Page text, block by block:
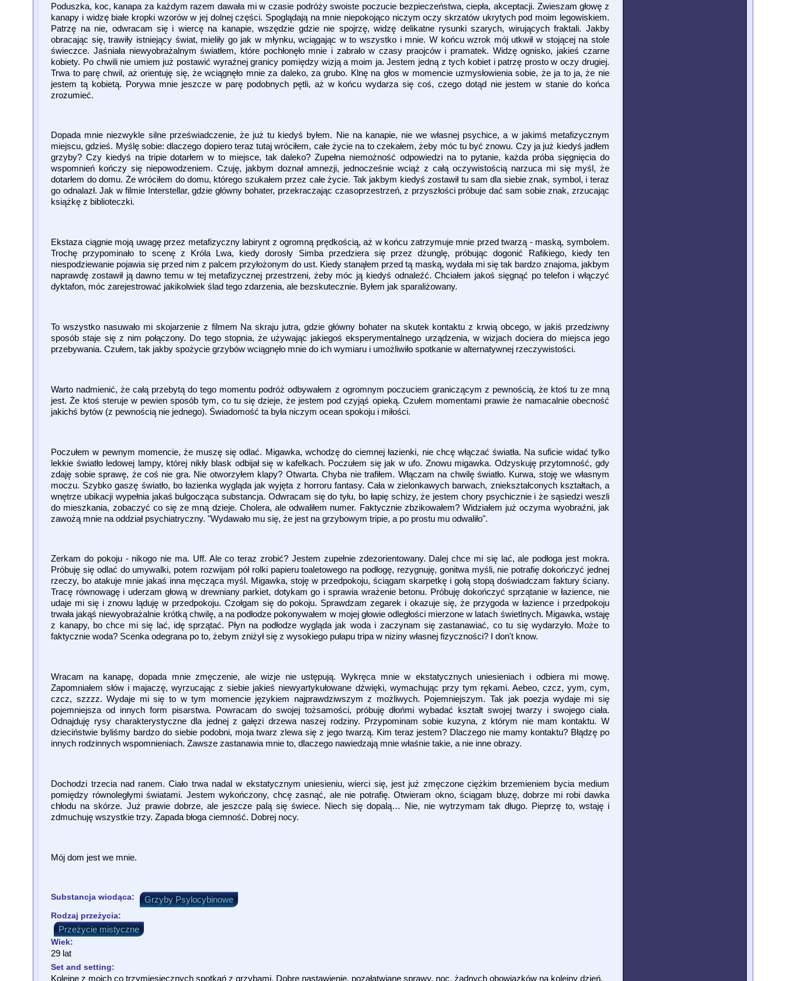
Poduszka, koc, kanapa za każdym razem dawała mi w czasie podróży swoiste poczucie bezpieczeństwa, ciepła, akceptacji. Zwieszam głowę z
kanapy i widzę białe kropki wzorów w jej dolnej części. Spoglądają na mnie niepokojąco niczym oczy skrzatów ukrytych pod moim legowiskiem.
Patrzę na nie, odwracam się i wiercę na kanapie, wszędzie gdzie nie spojrzę, widzę delikatne rysunki szarych, wirujących fraktali. Jakby
obracając się, trawiły istniejący świat, mieliły go jak w młynku, wciągając w to wszystko i mnie. W końcu wzrok mój utkwił w stojącej na stole
świeczce. Jaśniała niewyobrażalnym światłem, które pochłonęło mnie i zabrało w czasy praojców i pramatek. Widzę ognisko, jakieś czarne
kobiety. Po chwili nie umiem już postawić wyraźnej granicy pomiędzy wizją a moim ja. Jestem jedną z tych kobiet i patrzę prosto w oczy drugiej.
Trwa to parę chwil, aż orientuję się, że wciągnęło mnie za daleko, za grubo. Klnę na głos w momencie uzmysłowienia sobie, że ja to ja, że nie
jestem tą kobietą. Porywa mnie jeszcze w parę podobnych pętli, aż w końcu wydarza się coś, czego dotąd nie jestem w stanie do końca
zrozumieć.
Dopada mnie niezwykle silne przeświadczenie, że już tu kiedyś byłem. Nie na kanapie, nie we własnej psychice, a w jakimś metafizycznym
miejscu, gdzieś. Myślę sobie: dlaczego dopiero teraz tutaj wróciłem, całe życie na to czekałem, żeby móc tu być znowu. Czy ja już kiedyś jadłem
grzyby? Czy kiedyś na tripie dotarłem w to miejsce, tak daleko? Zupełna niemożność odpowiedzi na to pytanie, każda próba sięgnięcia do
wspomnień kończy się niepowodzeniem. Czuję, jakbym doznał amnezji, jednocześnie wciąż z całą oczywistością narzuca mi się myśl, że
dotarłem do domu. Że wróciłem do domu, którego szukałem przez całe życie. Tak jakbym kiedyś zostawił tu sam dla siebie znak, symbol, i teraz
go odnalazł. Jak w filmie Interstellar, gdzie główny bohater, przekraczając czasoprzestrzeń, z przyszłości próbuje dać sam sobie znak, zrzucając
książkę z biblioteczki.
Ekstaza ciągnie moją uwagę przez metafizyczny labirynt z ogromną prędkością, aż w końcu zatrzymuje mnie przed twarzą - maską, symbolem.
Trochę przypominało to scenę z Króla Lwa, kiedy dorosły Simba przedziera się przez dżunglę, próbując dogonić Rafikiego, kiedy ten
niespodziewanie pojawia się przed nim z palcem przyłożonym do ust. Kiedy stanąłem przed tą maską, wydała mi się tak bardzo znajoma, jakbym
naprawdę zostawił ją dawno temu w tej metafizycznej przestrzeni, żeby móc ją kiedyś odnaleźć. Chciałem jakoś sięgnąć po telefon i włączyć
dyktafon, móc zarejestrować jakikolwiek ślad tego zdarzenia, ale bezskutecznie. Byłem jak sparaliżowany.
To wszystko nasuwało mi skojarzenie z filmem Na skraju jutra, gdzie główny bohater na skutek kontaktu z krwią obcego, w jakiś przedziwny
sposób staje się z nim połączony. Do tego stopnia, że używając jakiegoś eksperymentalnego urządzenia, w wizjach dociera do miejsca jego
przebywania. Czułem, tak jakby spożycie grzybów wciągnęło mnie do ich wymiaru i umożliwiło spotkanie w alternatywnej rzeczywistości.
Warto nadmienić, że całą przebytą do tego momentu podróż odbywałem z ogromnym poczuciem graniczącym z pewnością, że ktoś tu ze mną
jest. Że ktoś steruje w pewien sposób tym, co tu się dzieje, że jestem pod czyjąś opieką. Czułem momentami prawie że namacalnie obecność
jakichś bytów (z pewnością nie jednego). Świadomość ta była niczym ocean spokoju i miłości.
Poczułem w pewnym momencie, że muszę się odlać. Migawka, wchodzę do ciemnej łazienki, nie chcę włączać światła. Na suficie widać tylko
lekkie światło ledowej lampy, której nikły blask odbijał się w kafelkach. Poczułem się jak w ufo. Znowu migawka. Odzyskuję przytomność, gdy
zdaję sobie sprawę, że coś nie gra. Nie otworzyłem klapy? Otwarta. Chyba nie trafiłem. Włączam na chwilę światło. Kurwa, stoję we własnym
moczu. Szybko gaszę światło, bo łazienka wygląda jak wyjęta z horroru fantasy. Cała w zielonkawych barwach, zniekształconych kształtach, a
wnętrze ubikacji wypełnia jakaś bulgocząca substancja. Odwracam się do tyłu, bo łapię schizy, że jestem chory psychicznie i że sąsiedzi weszli
do mieszkania, zobaczyć co się ze mną dzieje. Cholera, ale odwaliłem numer. Faktycznie zbzikowałem? Widziałem już oczyma wyobraźni, jak
zawożą mnie na oddział psychiatryczny. "Wydawało mu się, że jest na grzybowym tripie, a po prostu mu odwaliło".
Zerkam do pokoju - nikogo nie ma. Uff. Ale co teraz zrobić? Jestem zupełnie zdezorientowany. Dalej chce mi się lać, ale podłoga jest mokra.
Próbuję się odlać do umywalki, potem rozwijam pół rolki papieru toaletowego na podłogę, rezygnuję, gonitwa myśli, nie potrafię dokończyć jednej
rzeczy, bo atakuje mnie jakaś inna męcząca myśl. Migawka, stoję w przedpokoju, ściągam skarpetkę i gołą stopą doświadczam faktury ściany.
Tracę równowagę i uderzam głową w drewniany parkiet, dotykam go i sprawia wrażenie betonu. Próbuję dokończyć sprzątanie w łazience, nie
udaje mi się i znowu ląduję w przedpokoju. Czołgam się do pokoju. Sprawdzam zegarek i okazuje się, że przygoda w łazience i przedpokoju
trwała jakąś niewyobrażalnie krótką chwilę, a na podłodze pokonywałem w mojej głowie odległości mierzone w latach świetlnych. Migawka, wstaję
z kanapy, bo chce mi się lać, idę sprzątać. Płyn na podłodze wygląda jak woda i zaczynam się zastanawiać, co tu się wydarzyło. Może to
faktycznie woda? Scenka odegrana po to, żebym zniżył się z wysokiego pułapu tripa w niziny własnej fizyczności? I don't know.
Wracam na kanapę, dopada mnie zmęczenie, ale wizje nie ustępują. Wykręca mnie w ekstatycznych uniesieniach i odbiera mi mowę.
Zapomniałem słów i majaczę, wyrzucając z siebie jakieś niewyartykułowane dźwięki, wymachując przy tym rękami. Aebeo, czcz, yym, cym,
czcz, szzzz. Wydaje mi się to w tym momencie językiem najprawdziwszym z możliwych. Pojemniejszym. Tak jak poezja wydaje mi się
pojemniejsza od innych form pisarstwa. Powracam do swojej tożsamości, próbuję dłońmi wybadać kształt swojej twarzy i swojego ciała.
Odnajduję rysy charakterystyczne dla jednej z gałęzi drzewa naszej rodziny. Przypominam sobie kuzyna, z którym nie mam kontaktu. W
dzieciństwie byliśmy bardzo do siebie podobni, moja twarz zlewa się z jego twarzą. Kim teraz jestem? Dlaczego nie mamy kontaktu? Błądzę po
innych rodzinnych wspomnieniach. Zawsze zastanawia mnie to, dlaczego nawiedzają mnie właśnie takie, a nie inne obrazy.
Dochodzi trzecia nad ranem. Ciało trwa nadal w ekstatycznym uniesieniu, wierci się, jest już zmęczone ciężkim brzemieniem bycia medium
pomiędzy równoległymi światami. Jestem wykończony, chcę zasnąć, ale nie potrafię. Otwieram okno, ściągam bluzę, dobrze mi robi dawka
chłodu na skórze. Już prawie dobrze, ale jeszcze palą się świece. Niech się dopalą… Nie, nie wytrzymam tak długo. Pieprzę to, wstaję i
zdmuchuję wszystkie trzy. Zapada błoga ciemność. Dobrej nocy.
Mój dom jest we mnie.
Substancja wiodąca: Grzyby Psylocybinowe
Rodzaj przeżycia:
Przeżycie mistyczne
Wiek:
29 lat
Set and setting:
Kolejne z moich co trzymiesięcznych spotkań z grzybami. Dobre nastawienie, pozałatwiane sprawy, noc, żadnych obowiązków na kolejny dzień.